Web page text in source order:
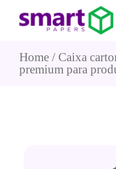
Home Caixa
premium para